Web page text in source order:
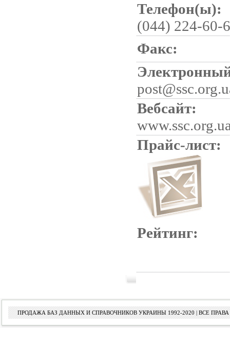
Телефон(ы):
(044) 224-60-
Факс:
Вебсайт:
Прайс-лист:
Рейтинг:
ПРОДАЖА БАЗ ДАННЫХ И СПРАВОЧНИКОВ УКРАИНЫ 1992-2020 | ВСЕ